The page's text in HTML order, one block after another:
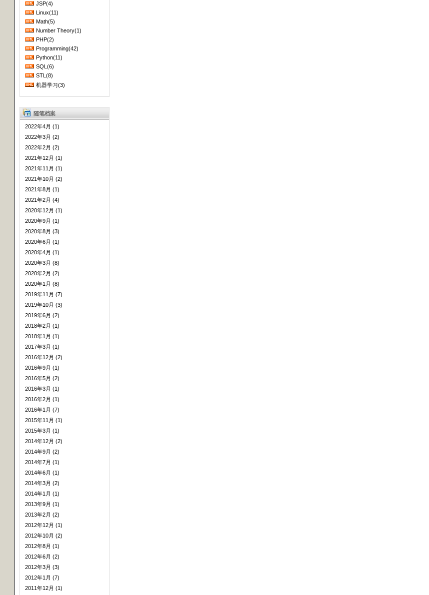
JSP(4)
Linux(11)
Math(5)
Number Theory(1)
PHP(2)
Programming(42)
Python(11)
SQL(6)
STL(8)
机器学习(3)
随笔档案
2022年4月 (1)
2022年3月 (2)
2022年2月 (2)
2021年12月 (1)
2021年11月 (1)
2021年10月 (2)
2021年8月 (1)
2021年2月 (4)
2020年12月 (1)
2020年9月 (1)
2020年8月 (3)
2020年6月 (1)
2020年4月 (1)
2020年3月 (8)
2020年2月 (2)
2020年1月 (8)
2019年11月 (7)
2019年10月 (3)
2019年6月 (2)
2018年2月 (1)
2018年1月 (1)
2017年3月 (1)
2016年12月 (2)
2016年9月 (1)
2016年5月 (2)
2016年3月 (1)
2016年2月 (1)
2016年1月 (7)
2015年11月 (1)
2015年3月 (1)
2014年12月 (2)
2014年9月 (2)
2014年7月 (1)
2014年6月 (1)
2014年3月 (2)
2014年1月 (1)
2013年9月 (1)
2013年2月 (2)
2012年12月 (1)
2012年10月 (2)
2012年8月 (1)
2012年6月 (2)
2012年3月 (3)
2012年1月 (7)
2011年12月 (1)